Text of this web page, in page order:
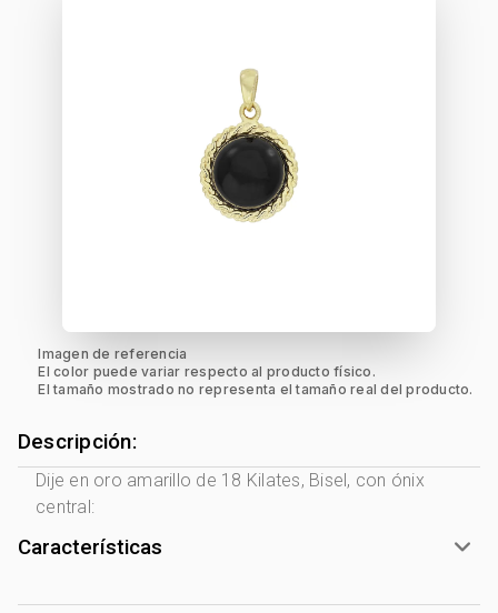
Imagen de referencia
El color puede variar respecto al producto físico.
El tamaño mostrado no representa el tamaño real del producto.
Descripción:
Dije en oro amarillo de 18 Kilates, Bisel, con ónix
central:
Características
Género: Mujer